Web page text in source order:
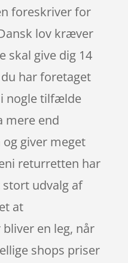
foreskriver for
lov kræver
skal give dig 14
har foretaget
nogle tilfælde
mere end
giver meget
returretten har
udvalg af
at
en leg, når
shops priser